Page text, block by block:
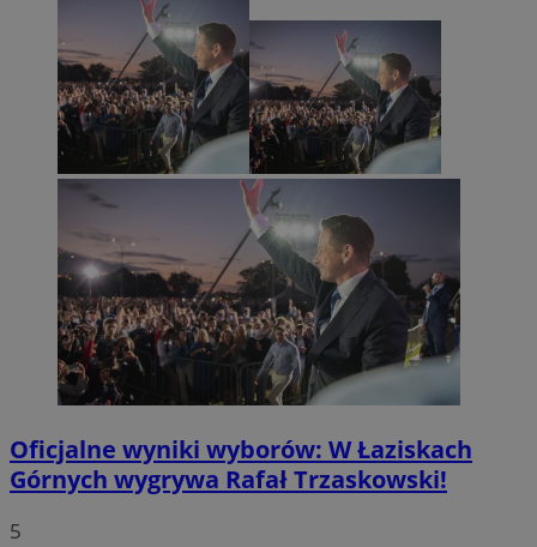
Oficjalne wyniki wyborów: W Łaziskach
Górnych wygrywa Rafał Trzaskowski!
5